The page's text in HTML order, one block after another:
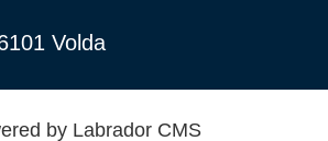
Volda
by Labrador CMS